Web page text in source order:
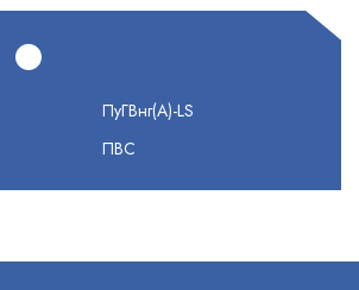
ПуГВнг(А)-LS
ПВС